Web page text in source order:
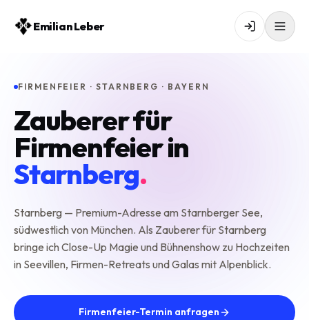
Emilian Leber
FIRMENFEIER · STARNBERG · BAYERN
Zauberer für
Firmenfeier in
Starnberg.
Starnberg — Premium-Adresse am Starnberger See,
südwestlich von München. Als Zauberer für Starnberg
bringe ich Close-Up Magie und Bühnenshow zu Hochzeiten
in Seevillen, Firmen-Retreats und Galas mit Alpenblick.
Firmenfeier-Termin anfragen